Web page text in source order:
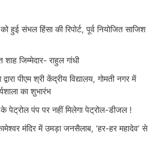
हुई संभल हिंसा की रिपोर्ट, पूर्व नियोजित साजिश
शाह जिम्मेदार- राहुल गांधी
पीएम श्री केंद्रीय विद्यालय, गोमती नगर में
का शुभारंभ
के पेट्रोल पंप पर नहीं मिलेगा पेट्रोल-डीजल !
मंदिर में उमड़ा जनसैलाब, ‘हर-हर महादेव’ से